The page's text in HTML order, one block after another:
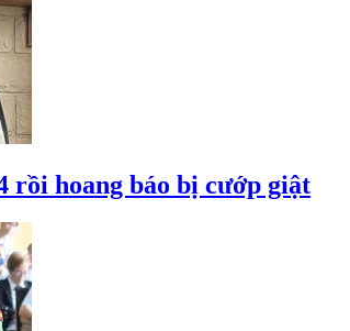
rồi hoang báo bị cướp giật